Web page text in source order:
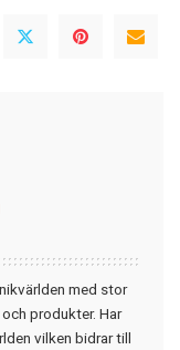
med stor
produkter. Har
vilken bidrar till